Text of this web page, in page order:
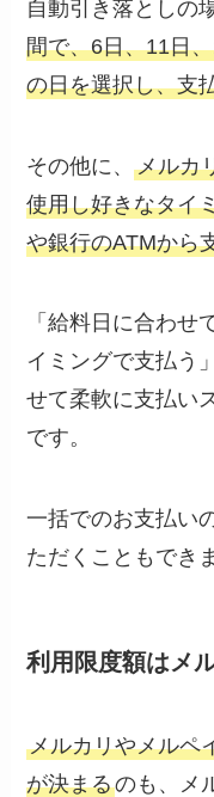
自動引き落としの
間で、6日、11日
の日を選択し、支
その他に、メルカ
使用し好きなタイ
や銀行のATMから
「給料日に合わせ
イミングで支払う
せて柔軟に支払い
です。
一括でのお支払い
ただくこともでき
利用限度額はメ
メルカリやメルペ
が決まるのも、メ